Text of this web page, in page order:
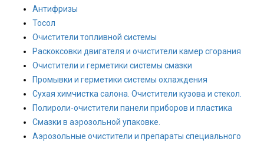
Антифризы
Тосол
Очистители топливной системы
Раскоксовки двигателя и очистители камер сгорания
Очистители и герметики системы смазки
Промывки и герметики системы охлаждения
Сухая химчистка салона. Очистители кузова и стекол.
Полироли-очистители панели приборов и пластика
Смазки в аэрозольной упаковке.
Аэрозольные очистители и препараты специального